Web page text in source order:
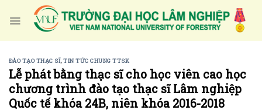
ĐÀO TẠO THẠC SĨ,TIN TỨC CHUNG TTSK
Lễ phát bằng thạc sĩ cho học viên cao học
chương trình đào tạo thạc sĩ Lâm nghiệp
Quốc tế khóa 24B, niên khóa 2016-2018